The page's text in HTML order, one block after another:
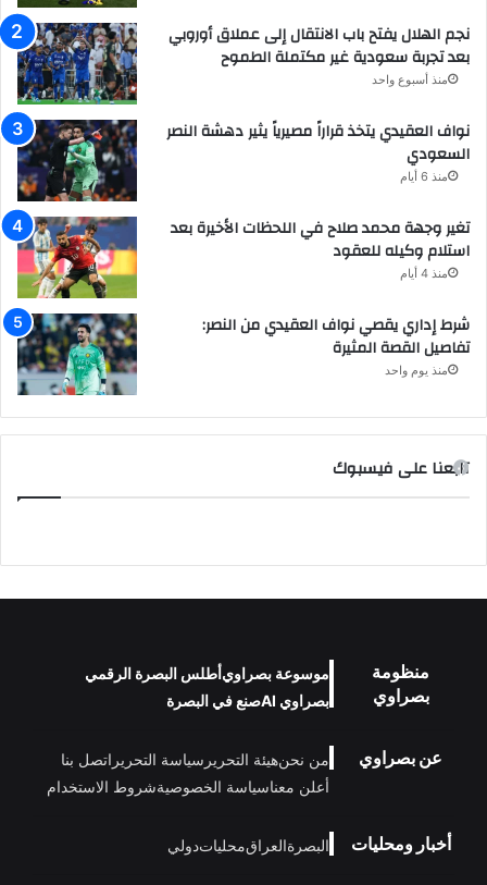
نجم الهلال يفتح باب الانتقال إلى عملاق أوروبي
بعد تجربة سعودية غير مكتملة الطموح
منذ أسبوع واحد
نواف العقيدي يتخذ قراراً مصيرياً يثير دهشة النصر
السعودي
منذ 6 أيام
تغير وجهة محمد صلاح في اللحظات الأخيرة بعد
استلام وكيله للعقود
منذ 4 أيام
شرط إداري يقصي نواف العقيدي من النصر:
تفاصيل القصة المثيرة
منذ يوم واحد
تابعنا على فيسبوك
منظومة
بصراوي
موسوعة بصراويأطلس البصرة الرقمي
بصراوي AI
صنع في البصرة
عن بصراوي من نحنهيئة التحرير سياسة التحرير اتصل بنا
أعلن معناسياسة الخصوصيةشروط الاستخدام
أخبار ومحليات البصرةالعراقمحلياتدولي